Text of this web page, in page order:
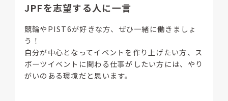
JPFを志望する人に一言
競輪やPIST6が好きな方、ぜひ一緒に働きましょ
う！
自分が中心となってイベントを作り上げたい方、ス
ポーツイベントに関わる仕事がしたい方には、やり
がいのある環境だと思います。